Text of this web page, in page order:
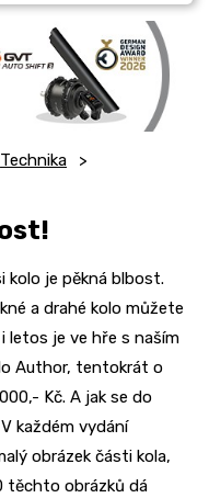
Technika
kolo je pěkná blbost.
a drahé kolo můžete
letos je ve hře s naším
Author, tentokrát o
Kč. A jak se do
každém vydání
obrázek části kola,
těchto obrázků dá